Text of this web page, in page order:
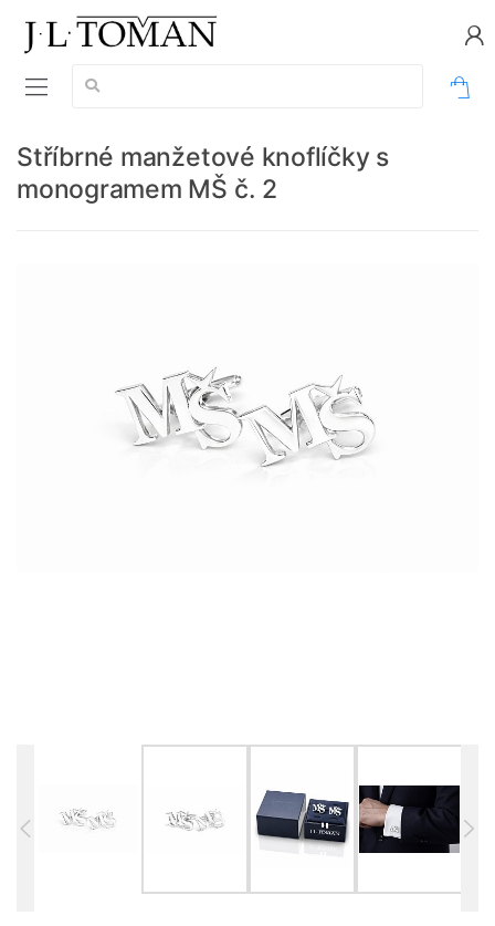
Vyhledávání:
Stříbrné manžetové knoflíčky s
monogramem MŠ č. 2